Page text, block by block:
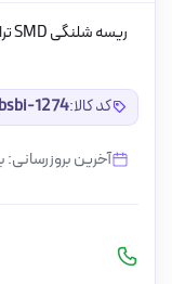
ریسه شلنگی SMD تراکم 120 نور انبه ای برند ویسنا
کد کالا:bsbi-1274
آخرین